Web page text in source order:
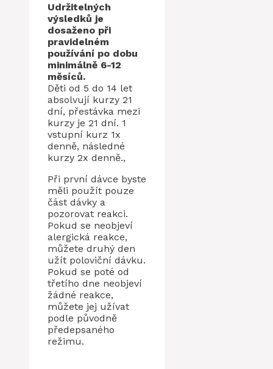
Udržitelných
výsledků je
dosaženo při
pravidelném
používání po dobu
minimálně 6-12
měsíců.
Děti od 5 do 14 let
absolvují kurzy 21
dní, přestávka mezi
kurzy je 21 dní. 1
vstupní kurz 1x
denně, následné
kurzy 2x denně.,
Při první dávce byste
měli použít pouze
část dávky a
pozorovat reakci.
Pokud se neobjeví
alergická reakce,
můžete druhý den
užít poloviční dávku.
Pokud se poté od
třetího dne neobjeví
žádné reakce,
můžete jej užívat
podle původně
předepsaného
režimu.